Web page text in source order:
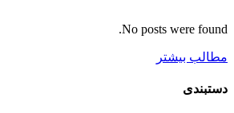
No posts were found.
مطالب بیشتر
دستبندی